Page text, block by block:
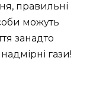
правильні
можуть
занадто
гази!